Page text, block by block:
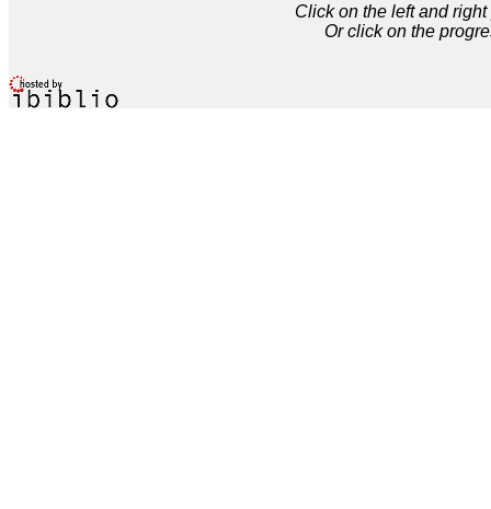
Click on the left and
Or click on the